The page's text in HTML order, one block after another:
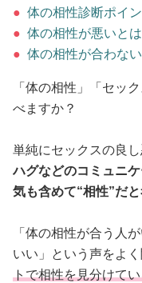
● 体の相性診断ポイ
● 体の相性が悪いとは
● 体の相性が合わな
「体の相性」「セッ
べますか？
単純にセックスの良
ハグなどのコミュニ
気も含めて“相性”だ
「体の相性が合う人
いい」という声をよく
トで相性を見分けて